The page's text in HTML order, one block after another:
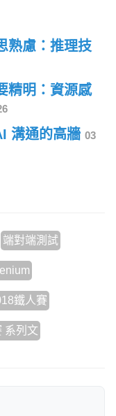
熟慮：推理技
精明：資源感
溝通的高牆 03
端對端測試
鐵人賽
系列文